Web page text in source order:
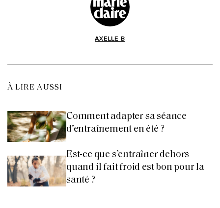
AXELLE B
À LIRE AUSSI
Comment adapter sa séance
d’entraînement en été ?
Est-ce que s’entraîner dehors
quand il fait froid est bon pour la
santé ?